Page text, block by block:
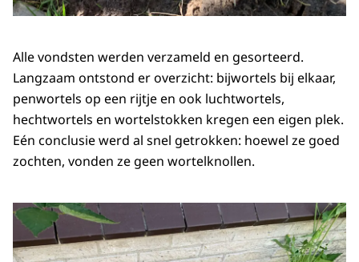
Alle vondsten werden verzameld en gesorteerd.
Langzaam ontstond er overzicht: bijwortels bij elkaar,
penwortels op een rijtje en ook luchtwortels,
hechtwortels en wortelstokken kregen een eigen plek.
Eén conclusie werd al snel getrokken: hoewel ze goed
zochten, vonden ze geen wortelknollen.